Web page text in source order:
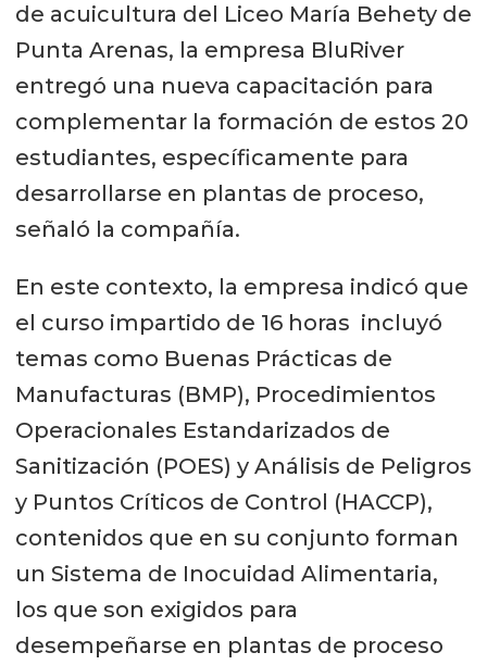
de acuicultura del Liceo María Behety de
Punta Arenas, la empresa BluRiver
entregó una nueva capacitación para
complementar la formación de estos 20
estudiantes, específicamente para
desarrollarse en plantas de proceso,
señaló la compañía.
En este contexto, la empresa indicó que
el curso impartido de 16 horas incluyó
temas como Buenas Prácticas de
Manufacturas (BMP), Procedimientos
Operacionales Estandarizados de
Sanitización (POES) y Análisis de Peligros
y Puntos Críticos de Control (HACCP),
contenidos que en su conjunto forman
un Sistema de Inocuidad Alimentaria,
los que son exigidos para
desempeñarse en plantas de proceso